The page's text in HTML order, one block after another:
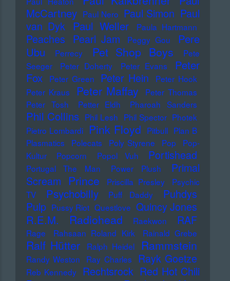
McCartney Paul Nero Paul Simon Paul
van Dyk Paul Weller Paula Hartmann
Peaches Pearl Jam Peggy Gou
Pere
Ubu
Perrecy Pet Shop Boys
Pete
Seeger
Peter Doherty Peter Evans
Peter
Fox
Peter Green Peter Hein
Peter Hook
Peter Kraus
Peter Maffay
Peter Thomas
Peter Tosh
Petter Eldh Pharoah Sanders
Phil Collins Phil Lesh Phil Spector Photek
Pietro Lombardi
Pink Floyd Pitbull Plan B
Plasmatics
Polecats Poly Styrene Pop
Pop-
Kultur
Popcorn Popol Vuh Portishead
Portugal The Man Power Plush
Primal
Scream
Prince Priscilla Presley
Psychic
TV
Psychobilly Puff Daddy
Puhdys
Pulp Pussy Riot Questlove Quincy Jones
R.E.M. Radiohead Raekwon RAF
Rage Rahsaan Roland Kirk Rainald Grebe
Ralf Hütter Ralph Heidel Rammstein
Randy Weston Ray Charles Rayk Goetze
Reb Kennedy Rechtsrock Red Hot Chili